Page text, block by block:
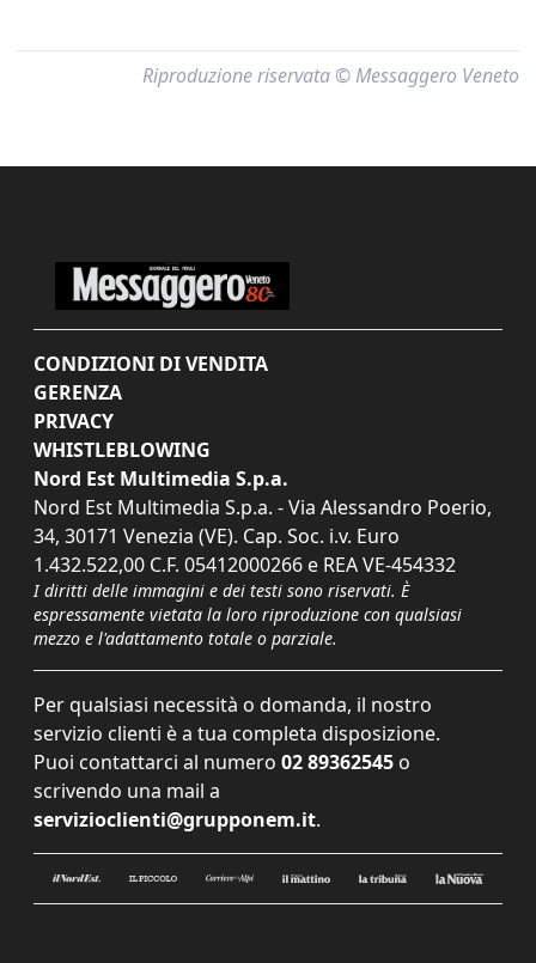
Riproduzione riservata © Messaggero Veneto
CONDIZIONI DI VENDITA
GERENZA
PRIVACY
WHISTLEBLOWING
Nord Est Multimedia S.p.a.
Nord Est Multimedia S.p.a. - Via Alessandro Poerio,
34, 30171 Venezia (VE). Cap. Soc. i.v. Euro
1.432.522,00 C.F. 05412000266 e REA VE-454332
I diritti delle immagini e dei testi sono riservati. È
espressamente vietata la loro riproduzione con qualsiasi
mezzo e l'adattamento totale o parziale.
Per qualsiasi necessità o domanda, il nostro
servizio clienti è a tua completa disposizione.
Puoi contattarci al numero 02 89362545 o
scrivendo una mail a
servizioclienti@grupponem.it.